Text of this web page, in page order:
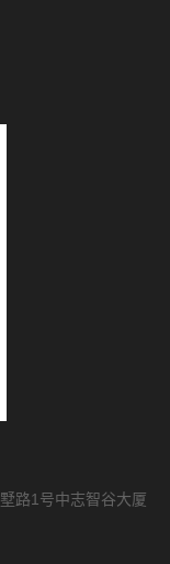
路1号中志智谷大厦